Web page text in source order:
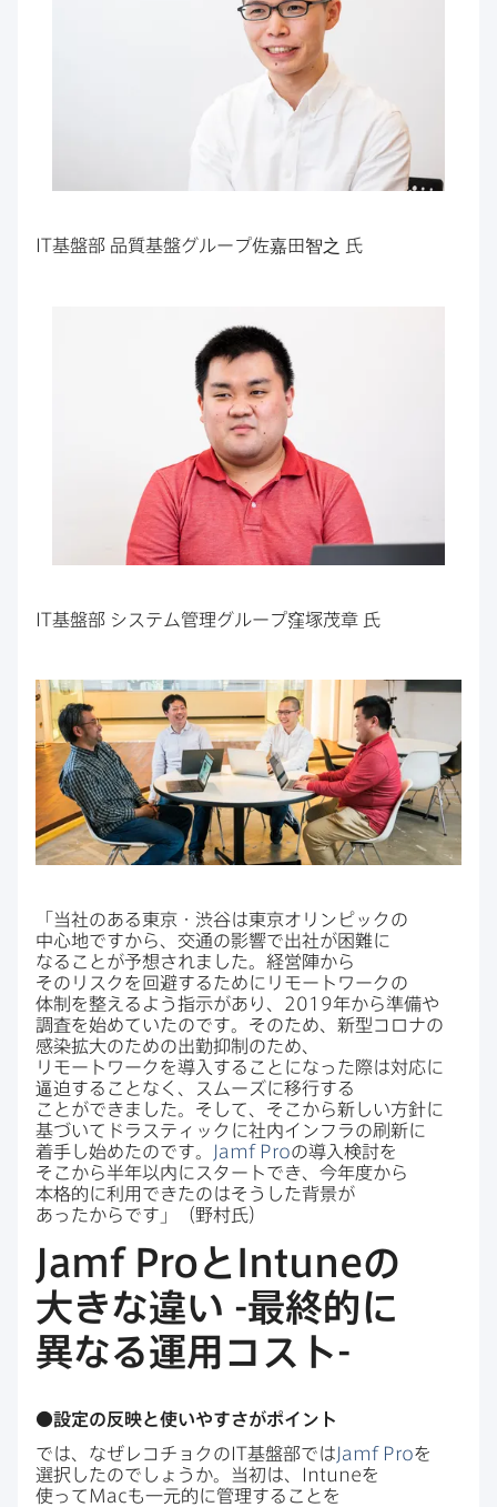
IT基盤部 品質基盤グループ佐嘉田智之 氏
IT基盤部 システム管理グループ窪塚茂章 氏
「当社の​ある​東京・渋谷は​東京オリンピックの​
中心地ですから、​交通の​影響で​出社が​困難に​
なることが​予想されました。​経営陣から​
そのリスクを​回避する​ために​リモートワークの​
体制を​整えるよう​指示が​あり、
2019年から​準備や​
調査を​始めて​いたのです。​その​ため、​新型コロナの​
感染拡大の​ための​出勤抑制の​ため、​
リモートワークを​導入する​ことになった​際は​対応に​
逼迫する​ことなく、​スムーズに​移行する​
ことができました。​そして、​そこから​新しい​方​針に​
基づいて​ドラスティックに​社内インフラの​刷新に​
着手し​始めたのです。
Jamf Proの​導入検討を​
そこから​半年以内に​スタートでき、​今年度から​
本格的に​利用​できたのは​そうした​背景が​
あったからです」​（野村氏）
Jamf Proと Intuneの​
大きな​違い -最終的に​
異なる​運用コスト-
●設定の​反映と​使いやすさが​ポイント
では、​なぜレコチョクの IT基盤部では Jamf Proを​
選択したのでしょうか。​当初は、
Intuneを​
使ってMacも​一元的に​管理する​ことを​